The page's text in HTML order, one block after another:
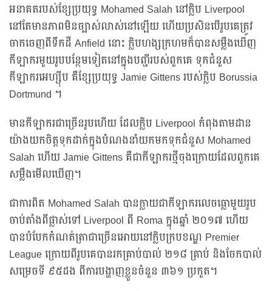
អនាគតរបស់ខ្សែប្រយុទ្ធ Mohamed Salah នៅក្លិប Liverpool
នៅតែមានភាពមិនច្បាស់លាស់នៅឡើយ ហើយប្រសិនបើរូបគេត្រូវ
ចាកចេញពីទឹកដី Anfield នោះ ក្លិបហង្សក្រហមក៏បានសម្លឹងឃើញ
កីឡាករមួយរូបបន្ថែមទៀតនៅក្នុងបញ្ជីរបស់ពួកគេ ទុកជំនួស
កីឡាករអេហ្ស៊ីប គឺខ្សែប្រយុទ្ធ Jamie Gittens របស់ក្លិប Borussia
Dortmund ។
មានកីឡាករជាច្រើនរូបហើយ ដែលក្លិប Liverpool កំពុងតាមដាន
យ៉ាងយកចិត្តទុកដាក់ក្នុងបំណងនាំយកមកទុកជំនួស Mohamed
Salah ហើយ Jamie Gittens គឺជាកីឡាករថ្មីចុងក្រោយដែលពួកគេ
សម្លឹងមើលឃើញ។
ជាការពិត Mohamed Salah បានក្លាយជាកីឡាករលេចធ្លោមួយរូប
ចាប់តាំងពីផ្លាស់ទៅ Liverpool ពី Roma ក្នុងឆ្នាំ ២០១៧ ហើយ
បានបំបែកកំណត់ត្រាជាច្រើនអោយនៅក្លិបក្របខណ្ឌ Premier
League ក្រោយពីរូបគេបានរកគ្រាប់បាល់ ២១៨ គ្រាប់ និងចែកបាល់
សម្រេចទី ៩៥ដង ពីការបង្ហាញខ្លួនចំនួន ៣៦១ ប្រកួត។